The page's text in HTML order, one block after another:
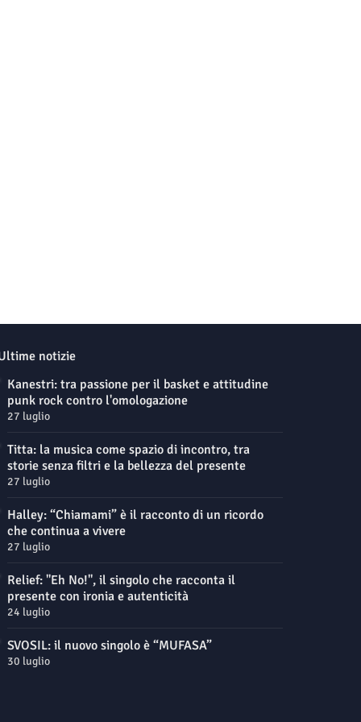
notizie
Kanestri: tra passione per il basket e attitudine
punk rock contro l'omologazione
27 luglio
Titta: la musica come spazio di incontro, tra
storie senza filtri e la bellezza del presente
27 luglio
Halley: “Chiamami” è il racconto di un ricordo
che continua a vivere
27 luglio
Relief: "Eh No!", il singolo che racconta il
presente con ironia e autenticità
24 luglio
SVOSIL: il nuovo singolo è “MUFASA”
30 luglio